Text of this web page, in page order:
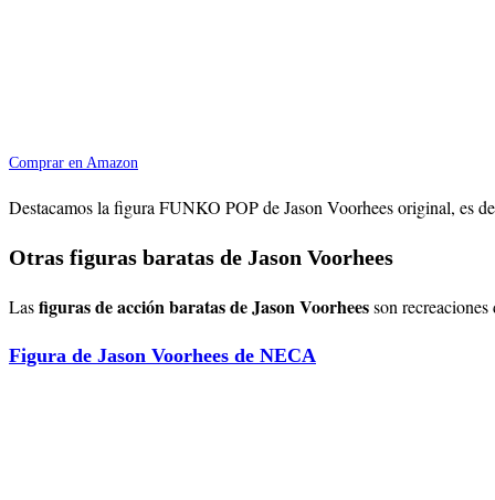
Comprar en Amazon
Destacamos la figura FUNKO POP de Jason Voorhees original, es
Otras figuras baratas de Jason Voorhees
Lasfiguras de acción baratas de Jason Voorheesson
Figura de Jason Voorhees de NECA